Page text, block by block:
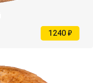
1240 ₽